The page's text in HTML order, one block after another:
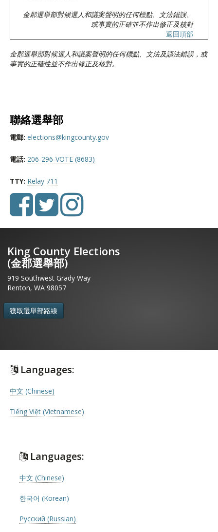
金郡選舉部對候選人和議案聲明的任何標點、文法錯誤、
或事實的正確並不作出修正及核對
返回頂部
金郡選舉部對候選人和議案聲明的任何標點、文法及語法錯誤，或
事實的正確性並不作出修正及核對。
聯絡選舉部
電郵: elections@kingcounty.gov
電話: 206-296-VOTE (8683)
TTY: Relay 711
King County Elections
(金郡選舉部)
919 Southwest Grady Way
Renton, WA 98057
獲取選舉部路線
Languages:
中文 (Chinese)
Tiếng Việt (Vietnamese)
Languages:
中文 (Chinese)
한국어 (Korean)
Русский (Russian)